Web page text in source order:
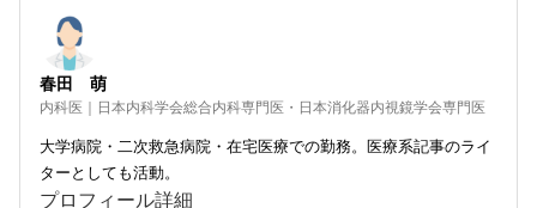
春田 萌
内科医｜日本内科学会総合内科専門医・日本消化器内視鏡学会専門医
大学病院・二次救急病院・在宅医療での勤務。医療系記事のライ
ターとしても活動。
プロフィール詳細